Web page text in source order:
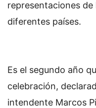
representaciones
diferentes países.
Es el segundo año
celebración,
intendente Marcos